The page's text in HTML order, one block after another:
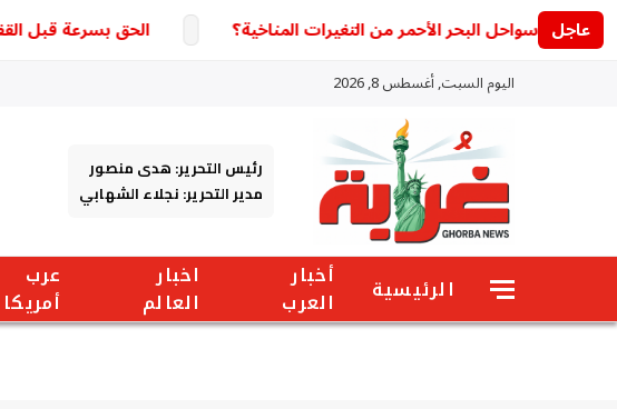
عاجل الحق بسرعة قبل القفل.. تنسيق الجامعات 2026 يحسم آخر
اليوم السبت, أغسطس 8, 2026
رئيس التحرير: هدى منصور
مدير التحرير: نجلاء الشهابي
الرئيسية
أخبار
العرب
اخبار
العالم
عرب
أمريكا